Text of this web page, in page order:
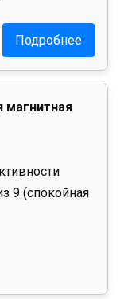
Подробнее
магнитная
9 (спокойная